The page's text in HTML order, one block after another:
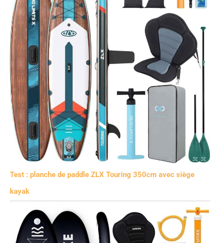
Test : planche de paddle ZLX Touring 350cm avec siège
kayak